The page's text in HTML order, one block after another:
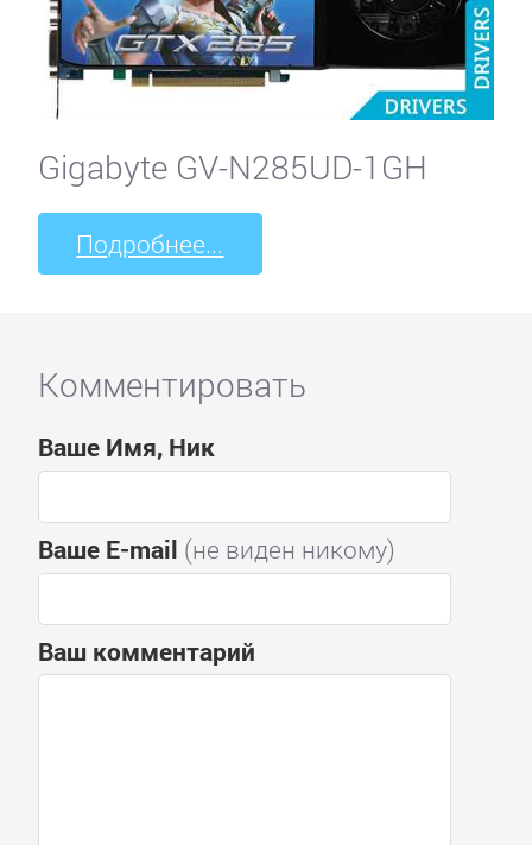
Gigabyte GV-N285UD-1GH
Подробнее...
Комментировать
Ваше Имя, Ник
Ваше E-mail (не виден никому)
Ваш комментарий